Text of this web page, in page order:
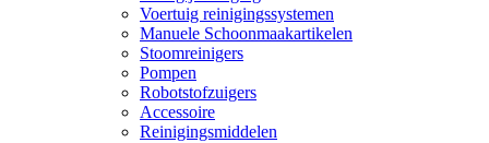
Voertuig reinigingssystemen
Manuele Schoonmaakartikelen
Stoomreinigers
Pompen
Robotstofzuigers
Accessoire
Reinigingsmiddelen